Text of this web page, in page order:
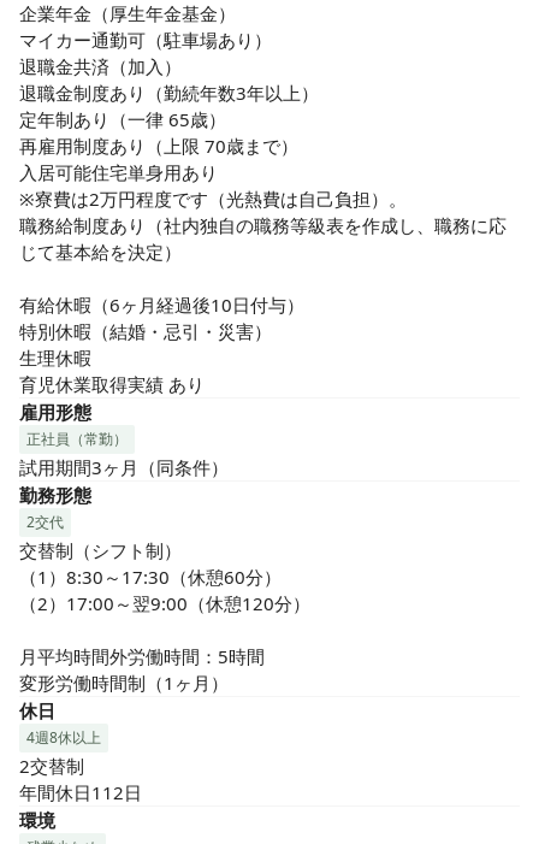
企業年金（厚生年金基金）
マイカー通勤可（駐車場あり）
退職金共済（加入）
退職金制度あり（勤続年数3年以上）
定年制あり（一律 65歳）
再雇用制度あり（上限 70歳まで）
入居可能住宅単身用あり
※寮費は2万円程度です（光熱費は自己負担）。
職務給制度あり（社内独自の職務等級表を作成し、職務に応
じて基本給を決定）
有給休暇（6ヶ月経過後10日付与）
特別休暇（結婚・忌引・災害）
生理休暇
育児休業取得実績 あり
雇用形態
正社員（常勤）
試用期間3ヶ月（同条件）
勤務形態
2交代
交替制（シフト制）
（1）8:30～17:30（休憩60分）
（2）17:00～翌9:00（休憩120分）
月平均時間外労働時間：5時間
変形労働時間制（1ヶ月）
休日
4週8休以上
2交替制
年間休日112日
環境